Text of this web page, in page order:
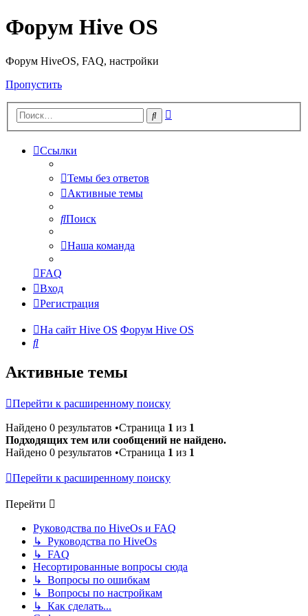
Форум Hive OS
Форум HiveOS, FAQ, настройки
Пропустить
Поиск
Ссылки
Темы без ответов
Активные темы
Поиск
Наша команда
FAQ
Вход
Регистрация
На сайт Hive OS Форум Hive OS
Поиск
Активные темы
Перейти к расширенному поиску
Найдено 0 результатов •Страница 1 из 1
Подходящих тем или сообщений не найдено.
Найдено 0 результатов •Страница 1 из 1
Перейти к расширенному поиску
Перейти
Руководства по HiveOs и FAQ
↳ Руководства по HiveOs
↳ FAQ
Несортированные вопросы сюда
↳ Вопросы по ошибкам
↳ Вопросы по настройкам
↳ Как сделать...